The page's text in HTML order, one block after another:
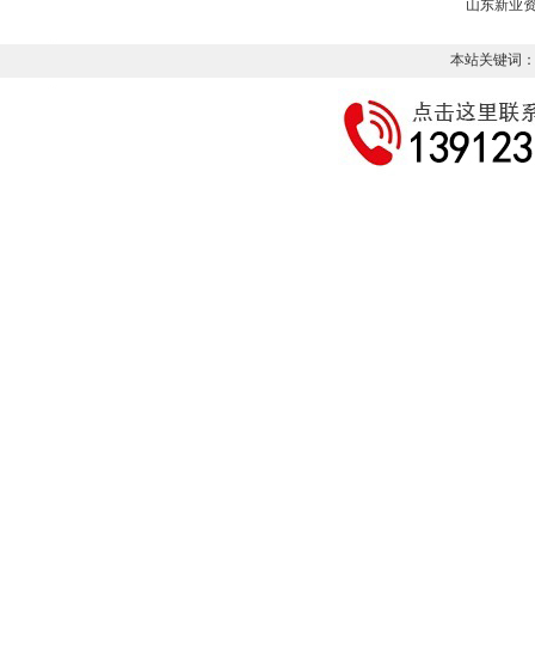
山东新业
本站关键词：